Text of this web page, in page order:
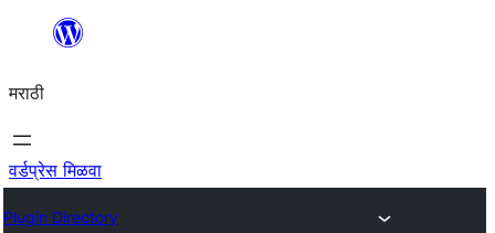
सामुग्रीवर
मराठी
वर्डप्रेस मिळवा
Plugin Directory